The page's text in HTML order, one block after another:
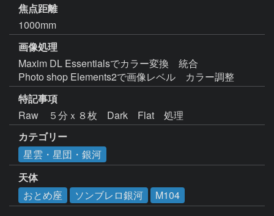
焦点距離
1000mm
画像処理
Maxim DL Essentialsでカラー変換　統合
Photo shop Elements2で画像レベル　カラー調整
特記事項
Raw　５分ｘ８枚　Dark　Flat　処理
カテゴリー
星雲・星団・銀河
天体
おとめ座
ソンブレロ銀河 M104